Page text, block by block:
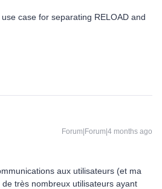
use case for separating RELOAD and
Forum|Forum|4 months ago
aux utilisateurs (et ma
très nombreux utilisateurs ayant